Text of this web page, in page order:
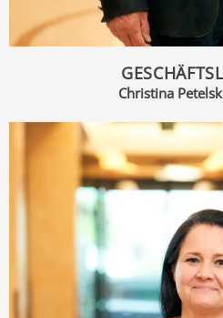
Christina